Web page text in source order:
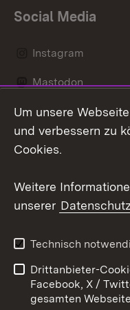
Social Media
Instagram
Mastodon
Messenger
Kontakt
Cookies
Um unsere
und verbessern zu
Cookies.
Weitere
unserer
Technisch
Drittanbieter-
Facebook, X /
gesamten